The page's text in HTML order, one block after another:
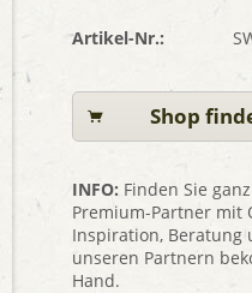
Artikel-Nr.:
Shop
INFO: Finden Sie
Premium-Partner mit
Inspiration, Beratung
unseren Partnern
Hand.